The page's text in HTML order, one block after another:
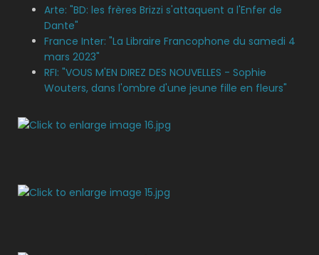
Arte: "BD: les frères Brizzi s'attaquent a l'Enfer de
Dante"
France Inter: "La Libraire Francophone du samedi 4
mars 2023"
RFI: "VOUS M'EN DIREZ DES NOUVELLES - Sophie
Wouters, dans l'ombre d'une jeune fille en fleurs"